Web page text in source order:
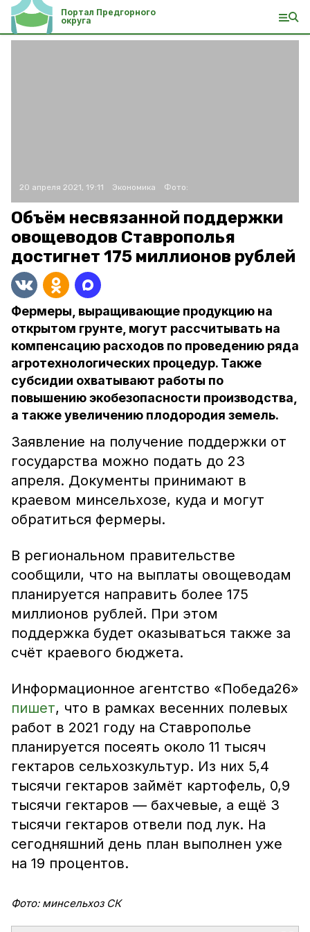
Портал Предгорного
округа
20 апреля 2021, 19:11 Экономика Фото:
Объём несвязанной поддержки
овощеводов Ставрополья
достигнет 175 миллионов рублей
Фермеры, выращивающие продукцию на
открытом грунте, могут рассчитывать на
компенсацию расходов по проведению ряда
агротехнологических процедур. Также
субсидии охватывают работы по
повышению экобезопасности производства,
а также увеличению плодородия земель.
Заявление на получение поддержки от
государства можно подать до 23
апреля. Документы принимают в
краевом минсельхозе, куда и могут
обратиться фермеры.
В региональном правительстве
сообщили, что на выплаты овощеводам
планируется направить более 175
миллионов рублей. При этом
поддержка будет оказываться также за
счёт краевого бюджета.
Информационное агентство «Победа26»
пишет, что в рамках весенних полевых
работ в 2021 году на Ставрополье
планируется посеять около 11 тысяч
гектаров сельхозкультур. Из них 5,4
тысячи гектаров займёт картофель, 0,9
тысячи гектаров — бахчевые, а ещё 3
тысячи гектаров отвели под лук. На
сегодняшний день план выполнен уже
на 19 процентов.
Фото: минсельхоз СК